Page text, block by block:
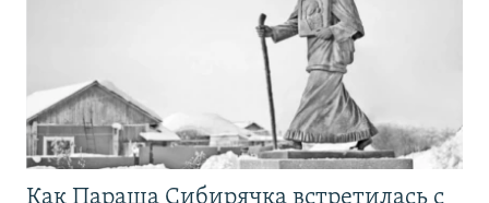
Как Параша Сибирячка встретилась с